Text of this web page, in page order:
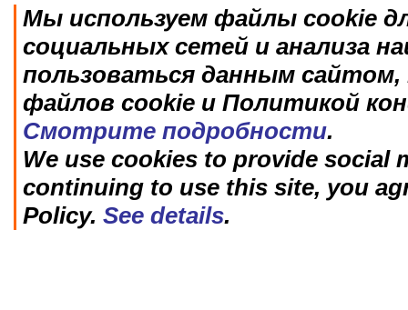
Мы используем файлы cookie
социальных сетей и анализа
пользоваться данным
файлов cookie и Политикой
Смотрите подробности.
We use cookies to provide social
continuing to use this site, you
Policy. See details.